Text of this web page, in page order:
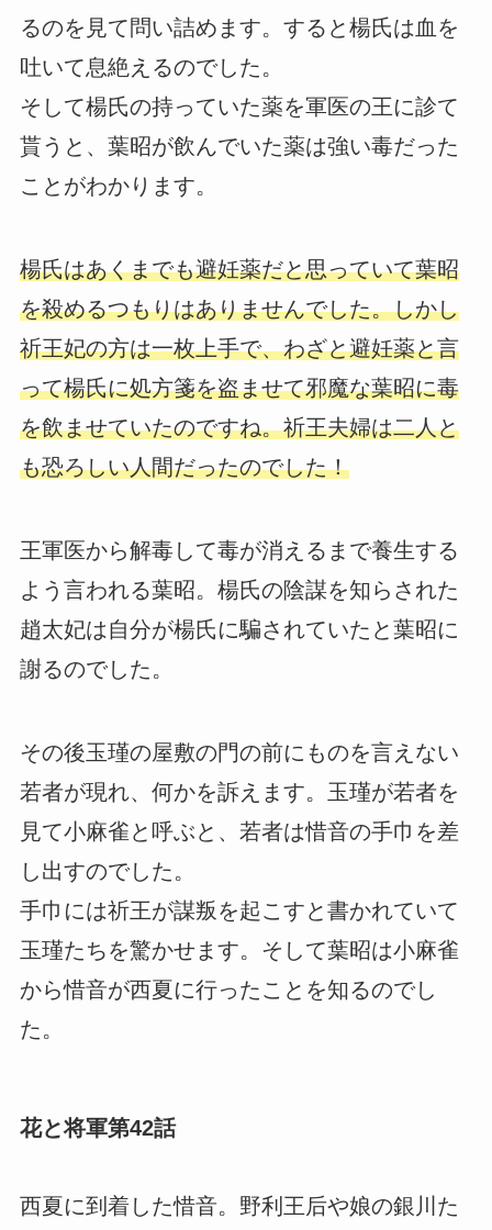
るのを見て問い詰めます。すると楊氏は血を
吐いて息絶えるのでした。
そして楊氏の持っていた薬を軍医の王に診て
貰うと、葉昭が飲んでいた薬は強い毒だった
ことがわかります。
楊氏はあくまでも避妊薬だと思っていて葉昭
を殺めるつもりはありませんでした。しかし
祈王妃の方は一枚上手で、わざと避妊薬と言
って楊氏に処方箋を盗ませて邪魔な葉昭に毒
を飲ませていたのですね。祈王夫婦は二人と
も恐ろしい人間だったのでした！
王軍医から解毒して毒が消えるまで養生する
よう言われる葉昭。楊氏の陰謀を知らされた
趙太妃は自分が楊氏に騙されていたと葉昭に
謝るのでした。
その後玉瑾の屋敷の門の前にものを言えない
若者が現れ、何かを訴えます。玉瑾が若者を
見て小麻雀と呼ぶと、若者は惜音の手巾を差
し出すのでした。
手巾には祈王が謀叛を起こすと書かれていて
玉瑾たちを驚かせます。そして葉昭は小麻雀
から惜音が西夏に行ったことを知るのでし
た。
花と将軍第42話
西夏に到着した惜音。野利王后や娘の銀川た